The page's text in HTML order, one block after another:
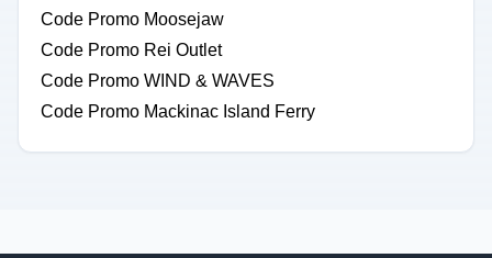
Code Promo Moosejaw
Code Promo Rei Outlet
Code Promo WIND & WAVES
Code Promo Mackinac Island Ferry